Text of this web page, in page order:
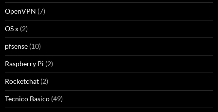
OpenVPN (7)
OS x (2)
pfsense (10)
Raspberry Pi (2)
Rocketchat (2)
Tecnico Basico (49)